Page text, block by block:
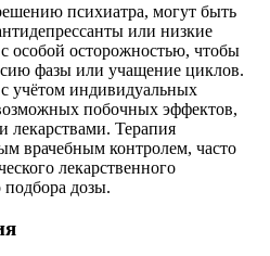
психиатра, могут быть
или низкие
особой осторожностью, чтобы
фазы или учащение циклов.
учётом индивидуальных
побочных эффектов,
лекарствами. Терапия
врачебным контролем, часто
лекарственного
дозы.